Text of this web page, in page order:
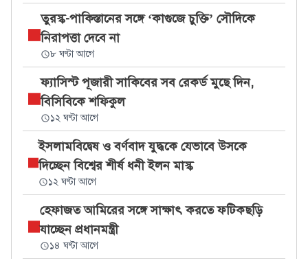
তুরস্ক-পাকিস্তানের সঙ্গে ‘কাগুজে চুক্তি’ সৌদিকে
নিরাপত্তা দেবে না
৮ ঘণ্টা আগে
ফ্যাসিস্ট পূজারী সাকিবের সব রেকর্ড মুছে দিন,
বিসিবিকে শফিকুল
১২ ঘণ্টা আগে
ইসলামবিদ্বেষ ও বর্ণবাদ যুদ্ধকে যেভাবে উসকে
দিচ্ছেন বিশ্বের শীর্ষ ধনী ইলন মাস্ক
১২ ঘণ্টা আগে
হেফাজত আমিরের সঙ্গে সাক্ষাৎ করতে ফটিকছড়ি
যাচ্ছেন প্রধানমন্ত্রী
১৪ ঘণ্টা আগে